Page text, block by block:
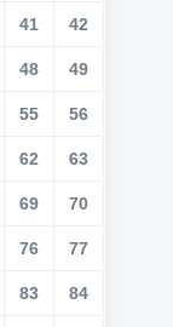
41 42
48 49
55 56
62 63
69 70
76 77
83 84